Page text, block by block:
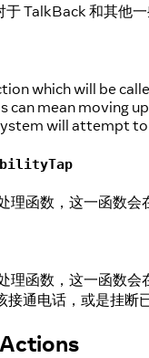
于 TalkBack 和其
which will be
can mean moving
will attempt to
理函数，这一函数
理函数，这一函数
通电话，或是挂断